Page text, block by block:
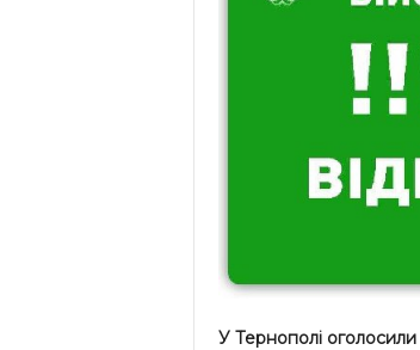
У Тернополі